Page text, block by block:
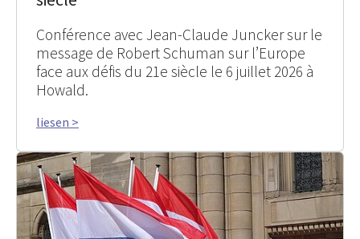
Conférence avec Jean-Claude Juncker sur le
message de Robert Schuman sur l’Europe
face aux défis du 21e siècle le 6 juillet 2026 à
Howald.
liesen >